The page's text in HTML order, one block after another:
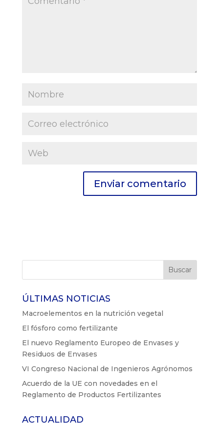
ÚLTIMAS NOTICIAS
Macroelementos en la nutrición vegetal
El fósforo como fertilizante
El nuevo Reglamento Europeo de Envases y
Residuos de Envases
VI Congreso Nacional de Ingenieros Agrónomos
Acuerdo de la UE con novedades en el
Reglamento de Productos Fertilizantes
ACTUALIDAD